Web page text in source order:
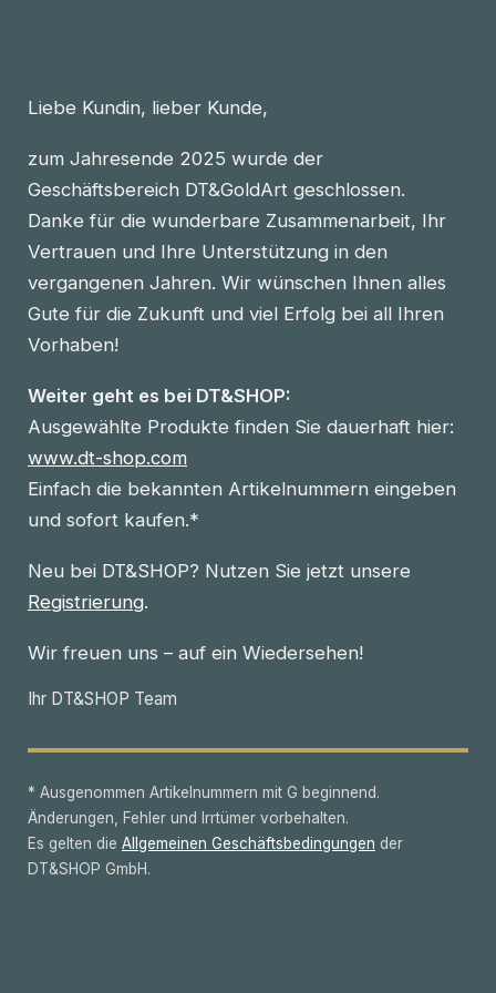
Liebe Kundin, lieber Kunde,
zum Jahresende 2025 wurde der
Geschäftsbereich DT&GoldArt geschlossen.
Danke für die wunderbare Zusammenarbeit, Ihr
Vertrauen und Ihre Unterstützung in den
vergangenen Jahren. Wir wünschen Ihnen alles
Gute für die Zukunft und viel Erfolg bei all Ihren
Vorhaben!
Weiter geht es bei DT&SHOP:
Ausgewählte Produkte finden Sie dauerhaft hier:
www.dt-shop.com
Einfach die bekannten Artikelnummern eingeben
und sofort kaufen.*
Neu bei DT&SHOP? Nutzen Sie jetzt unsere
Registrierung.
Wir freuen uns – auf ein Wiedersehen!
Ihr DT&SHOP Team
* Ausgenommen Artikelnummern mit G beginnend.
Änderungen, Fehler und Irrtümer vorbehalten.
Es gelten die Allgemeinen Geschäftsbedingungen der
DT&SHOP GmbH.